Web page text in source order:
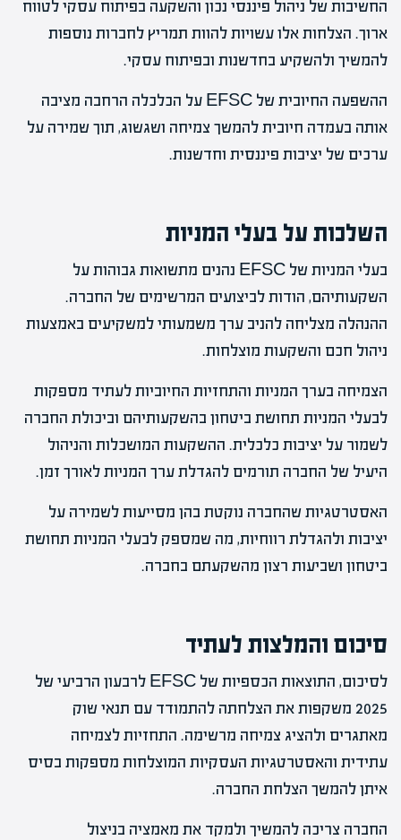
החשיבות של ניהול פיננסי נכון והשקעה בפיתוח עסקי לטווח
ארוך. הצלחות אלו עשויות להוות תמריץ לחברות נוספות
להמשיך ולהשקיע בחדשנות ובפיתוח עסקי.
ההשפעה החיובית של EFSC על הכלכלה הרחבה מציבה
אותה בעמדה חיובית להמשך צמיחה ושגשוג, תוך שמירה על
ערכים של יציבות פיננסית וחדשנות.
השלכות על בעלי המניות
בעלי המניות של EFSC נהנים מתשואות גבוהות על
השקעותיהם, הודות לביצועים המרשימים של החברה.
ההנהלה מצליחה להניב ערך משמעותי למשקיעים באמצעות
ניהול חכם והשקעות מוצלחות.
הצמיחה בערך המניות והתחזיות החיוביות לעתיד מספקות
לבעלי המניות תחושת ביטחון בהשקעותיהם וביכולת החברה
לשמור על יציבות כלכלית. ההשקעות המושכלות והניהול
היעיל של החברה תורמים להגדלת ערך המניות לאורך זמן.
האסטרטגיות שהחברה נוקטת בהן מסייעות לשמירה על
יציבות ולהגדלת רווחיות, מה שמספק לבעלי המניות תחושת
ביטחון ושביעות רצון מהשקעתם בחברה.
סיכום והמלצות לעתיד
לסיכום, התוצאות הכספיות של EFSC לרבעון הרביעי של
2025 משקפות את הצלחתה להתמודד עם תנאי שוק
מאתגרים ולהציג צמיחה מרשימה. התחזיות לצמיחה
עתידית והאסטרטגיות העסקיות המוצלחות מספקות בסיס
איתן להמשך הצלחת החברה.
החברה צריכה להמשיך ולמקד את מאמציה בניצול